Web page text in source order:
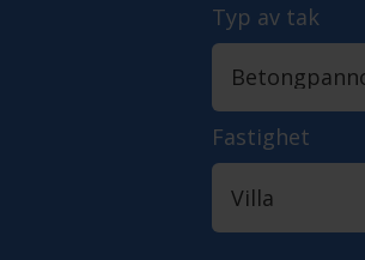
Typ av tak
Fastighet